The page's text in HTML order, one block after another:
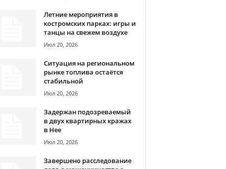
Летние мероприятия в
костромских парках: игры и
танцы на свежем воздухе
Июл 20, 2026
Ситуация на региональном
рынке топлива остаётся
стабильной
Июл 20, 2026
Задержан подозреваемый
в двух квартирных кражах
в Нее
Июл 20, 2026
Завершено расследование